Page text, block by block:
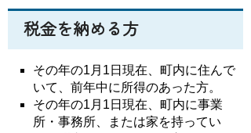
税金を納める方
その年の1月1日現在、町内に住んで
いて、前年中に所得のあった方。
その年の1月1日現在、町内に事業
所・事務所、または家を持ってい